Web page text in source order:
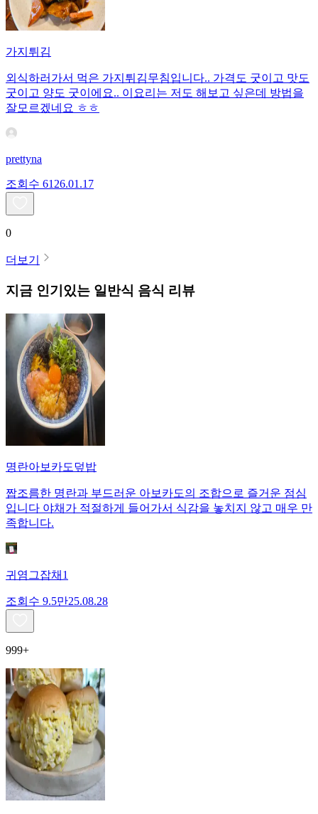
가지튀김
외식하러가서 먹은 가지튀김무침입니다.. 가격도 굿이고 맛도
굿이고 양도 굿이에요.. 이요리는 저도 해보고 싶은데 방법을
잘모르겠네요 ㅎㅎ
prettyna
조회수 61 26.01.17
0
더보기
지금 인기있는 일반식 음식 리뷰
명란아보카도덮밥
짭조름한 명란과 부드러운 아보카도의 조합으로 즐거운 점심
입니다 야채가 적절하게 들어가서 식감을 놓치지 않고 매우 만
족합니다.
귀염그잡채1
조회수 9.5만25.08.28
999+